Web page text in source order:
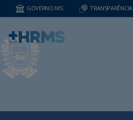
GOVERNO MS TRANSPARÊNCIA